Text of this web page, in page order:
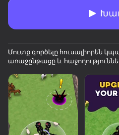
Մուտք գործելը հուսալիորեն
առաջընթացը և